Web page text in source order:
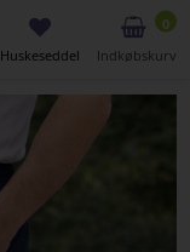
0
Indkøbskurv
Huskeseddel